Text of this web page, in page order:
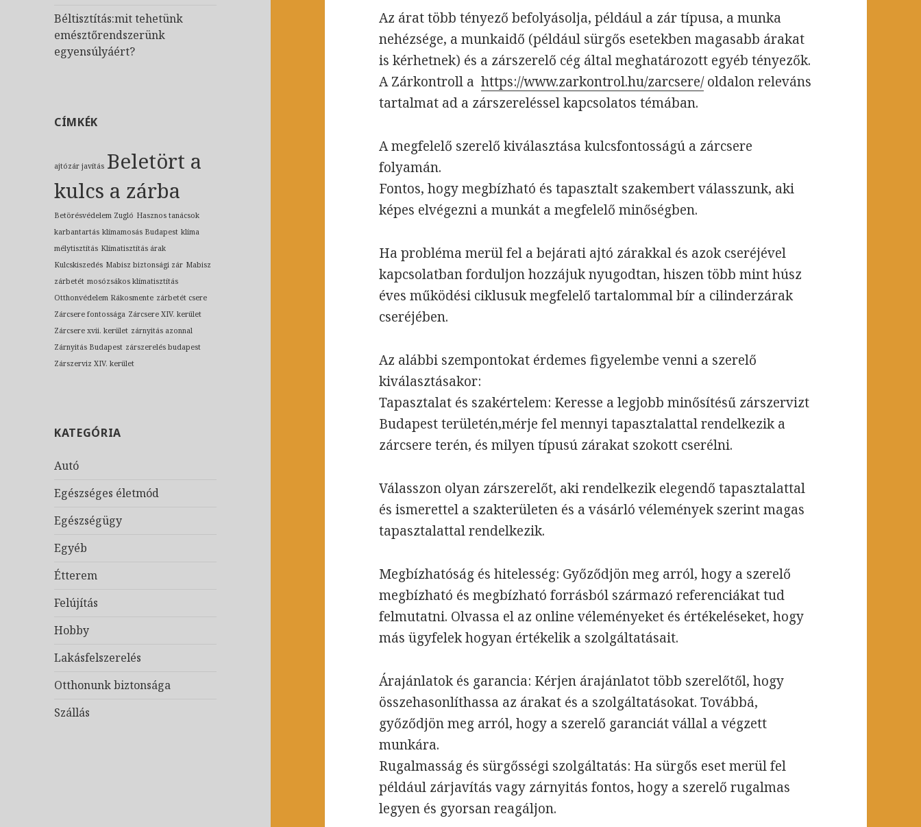
Béltisztítás:mit tehetünk
emésztőrendszerünk
egyensúlyáért?
CÍMKÉK
ajtózár javítás Beletört a
kulcs a zárba
Betörésvédelem Zugló Hasznos tanácsok
karbantartás klímamosás Budapest klíma
mélytisztítás Klímatisztítás árak
Kulcskiszedés Mabisz biztonsági zár Mabisz
zárbetét mosózsákos klímatisztítás
Otthonvédelem Rákosmente zárbetét csere
Zárcsere fontossága Zárcsere XIV. kerület
Zárcsere xvii. kerület zárnyitás azonnal
Zárnyitás Budapest zárszerelés budapest
Zárszerviz XIV. kerület
KATEGÓRIA
Autó
Egészséges életmód
Egészségügy
Egyéb
Étterem
Felújítás
Hobby
Lakásfelszerelés
Otthonunk biztonsága
Szállás
Az árat több tényező befolyásolja, például a zár típusa, a munka
nehézsége, a munkaidő (például sürgős esetekben magasabb árakat
is kérhetnek) és a zárszerelő cég által meghatározott egyéb tényezők.
A Zárkontroll ahttps://www.zarkontrol.hu/zarcsere/oldalon releváns
tartalmat ad a zárszereléssel kapcsolatos témában.
A megfelelő szerelő kiválasztása kulcsfontosságú a zárcsere
folyamán.
Fontos, hogy megbízható és tapasztalt szakembert válasszunk, aki
képes elvégezni a munkát a megfelelő minőségben.
Ha probléma merül fel a bejárati ajtó zárakkal és azok cseréjével
kapcsolatban forduljon hozzájuk nyugodtan, hiszen több mint húsz
éves működési ciklusuk megfelelő tartalommal bír a cilinderzárak
cseréjében.
Az alábbi szempontokat érdemes figyelembe venni a szerelő
kiválasztásakor:
Tapasztalat és szakértelem: Keresse a legjobb minősítésű zárszervizt
Budapest területén,mérje fel mennyi tapasztalattal rendelkezik a
zárcsere terén, és milyen típusú zárakat szokott cserélni.
Válasszon olyan zárszerelőt, aki rendelkezik elegendő tapasztalattal
és ismerettel a szakterületen és a vásárló vélemények szerint magas
tapasztalattal rendelkezik.
Megbízhatóság és hitelesség: Győződjön meg arról, hogy a szerelő
megbízható és megbízható forrásból származó referenciákat tud
felmutatni. Olvassa el az online véleményeket és értékeléseket, hogy
más ügyfelek hogyan értékelik a szolgáltatásait.
Árajánlatok és garancia: Kérjen árajánlatot több szerelőtől, hogy
összehasonlíthassa az árakat és a szolgáltatásokat. Továbbá,
győződjön meg arról, hogy a szerelő garanciát vállal a végzett
munkára.
Rugalmasság és sürgősségi szolgáltatás: Ha sürgős eset merül fel
például zárjavítás vagy zárnyitás fontos, hogy a szerelő rugalmas
legyen és gyorsan reagáljon.